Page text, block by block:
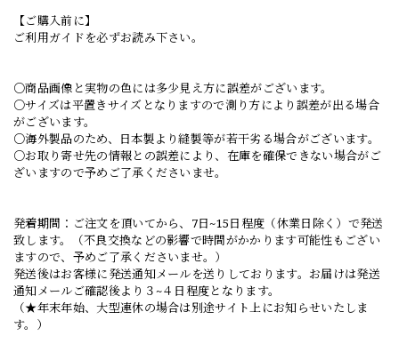
【ご購入前に】
ご利用ガイドを必ずお読み下さい。
○商品画像と実物の色には多少見え方に誤差がございます。
○サイズは平置きサイズとなりますので測り方により誤差が出る場合
がございます。
○海外製品のため、日本製より縫製等が若干劣る場合がございます。
○お取り寄せ先の情報との誤差により、在庫を確保できない場合がご
ざいますので予めご了承くださいませ。
発着期間：ご注文を頂いてから、7日~15日程度（休業日除く）で発送
致します。（不良交換などの影響で時間がかかります可能性もござい
ますので、予めご了承くださいませ。）
発送後はお客様に発送通知メールを送りしております。お届けは発送
通知メールご確認後より３~４日程度となります。
（★年末年始、大型連休の場合は別途サイト上にお知らせいたしま
す。）